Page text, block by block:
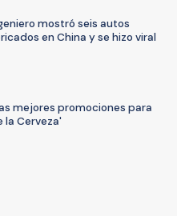
mostró seis autos
en China y se hizo viral
mejores promociones para
la Cerveza'